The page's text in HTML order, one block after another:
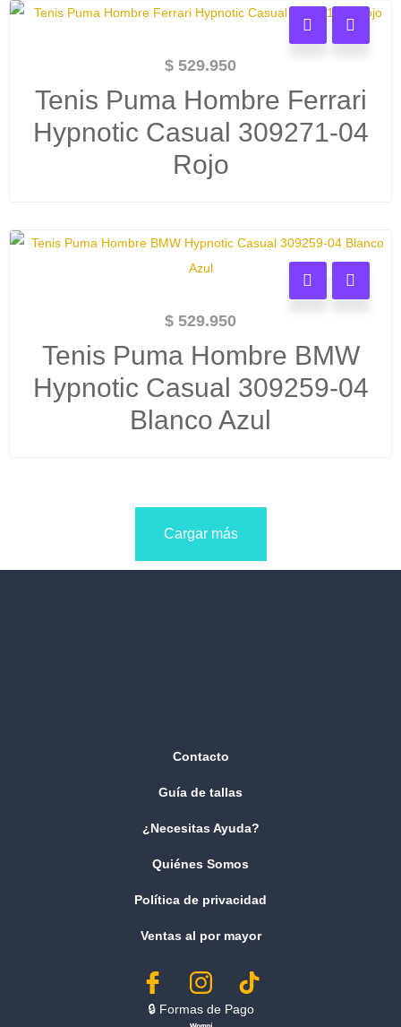
$ 529.950
Tenis Puma Hombre Ferrari
Hypnotic Casual 309271-04
Rojo
$ 529.950
Tenis Puma Hombre BMW
Hypnotic Casual 309259-04
Blanco Azul
Cargar más
Contacto
Guía de tallas
¿Necesitas Ayuda?
Quiénes Somos
Política de privacidad
Ventas al por mayor
🔒︎ Formas de Pago